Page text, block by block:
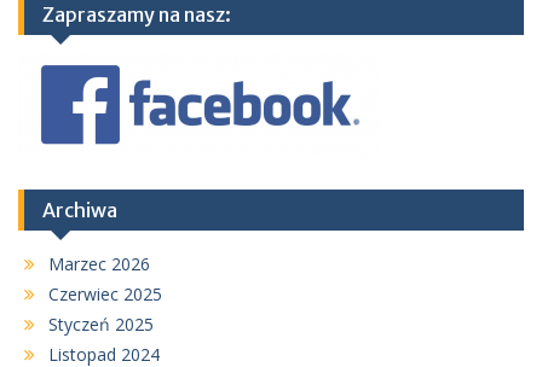
Zapraszamy na nasz:
Archiwa
Marzec 2026
Czerwiec 2025
Styczeń 2025
Listopad 2024